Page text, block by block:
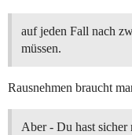
auf jeden Fall nach
müssen.
Rausnehmen braucht
Aber - Du hast